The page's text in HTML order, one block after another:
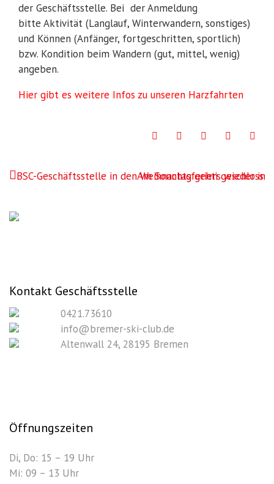
der Geschäftsstelle. Bei der Anmeldung
bitte Aktivität (Langlauf, Winterwandern, sonstiges)
und Können (Anfänger, fortgeschritten, sportlich)
bzw. Kondition beim Wandern (gut, mittel, wenig)
angeben.
Hier gibt es weitere Infos zu unseren Harzfahrten
FacebookTwitter Google+LinkedIn
Beitragsnavigation
BSC-Geschäftsstelle in den Weihnachtsferien geschlossen
Am Sonntag geht’s wieder in
Kontakt Geschäftsstelle
0421.73610
info@bremer-ski-club.de
Altenwall 24, 28195 Bremen
Öffnungszeiten
Di, Do: 15 – 19 Uhr
Mi: 09 – 13 Uhr